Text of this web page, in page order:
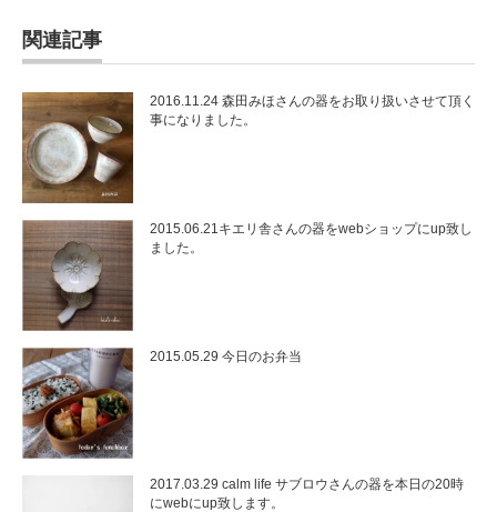
関連記事
2016.11.24 森田みほさんの器をお取り扱いさせて頂く
事になりました。
2015.06.21キエリ舎さんの器をwebショップにup致し
ました。
2015.05.29 今日のお弁当
2017.03.29 calm life サブロウさんの器を本日の20時
にwebにup致します。